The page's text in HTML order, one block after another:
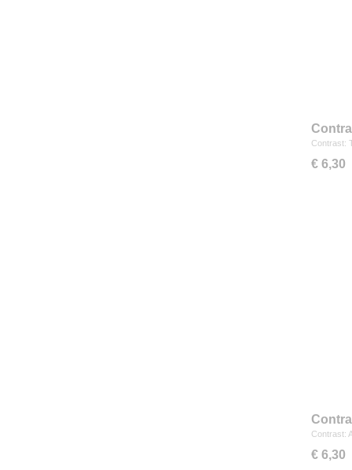
Contrast:
€ 6,30
Contrast:
€ 6,30